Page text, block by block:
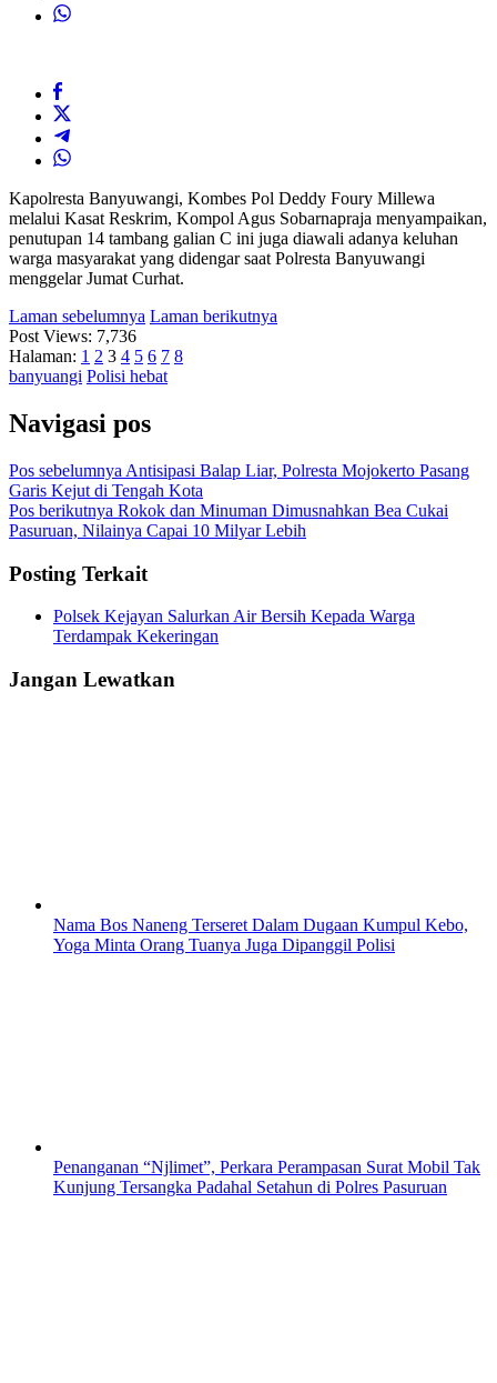
Kapolresta Banyuwangi, Kombes Pol Deddy Foury Millewa
melalui Kasat Reskrim, Kompol Agus Sobarnapraja menyampaikan,
penutupan 14 tambang galian C ini juga diawali adanya keluhan
warga masyarakat yang didengar saat Polresta Banyuwangi
menggelar Jumat Curhat.
Laman sebelumnya Laman berikutnya
Post Views: 7,736
Halaman: 1 2 3 4 5 6 7 8
banyuangi Polisi hebat
Navigasi pos
Pos sebelumnya Antisipasi Balap Liar, Polresta Mojokerto Pasang
Garis Kejut di Tengah Kota
Pos berikutnya Rokok dan Minuman Dimusnahkan Bea Cukai
Pasuruan, Nilainya Capai 10 Milyar Lebih
Posting Terkait
Polsek Kejayan Salurkan Air Bersih Kepada Warga
Terdampak Kekeringan
Jangan Lewatkan
Nama Bos Naneng Terseret Dalam Dugaan Kumpul Kebo,
Yoga Minta Orang Tuanya Juga Dipanggil Polisi
Penanganan “Njlimet”, Perkara Perampasan Surat Mobil Tak
Kunjung Tersangka Padahal Setahun di Polres Pasuruan